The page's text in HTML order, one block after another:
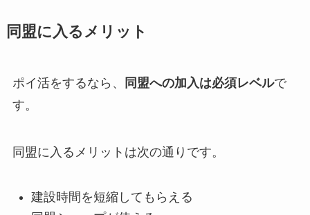
同盟に入るメリット
ポイ活をするなら、 同盟への加入は必須レベルで
す。
同盟に入るメリットは次の通りです。
建設時間を短縮してもらえる